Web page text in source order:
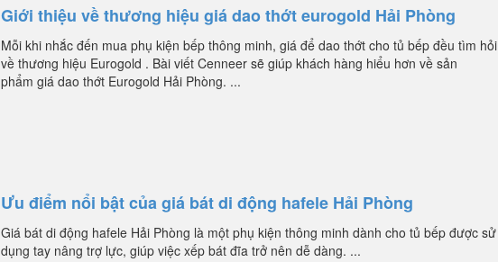
Giới thiệu về thương hiệu giá dao thớt eurogold Hải Phòng
Mỗi khi nhắc đến mua phụ kiện bếp thông minh, giá để dao thớt cho tủ bếp đều tìm hỏi
về thương hiệu Eurogold . Bài viết Cenneer sẽ giúp khách hàng hiểu hơn về sản
phẩm giá dao thớt Eurogold Hải Phòng. ...
Ưu điểm nổi bật của giá bát di động hafele Hải Phòng
Giá bát di động hafele Hải Phòng là một phụ kiện thông minh dành cho tủ bếp được sử
dụng tay nâng trợ lực, giúp việc xếp bát đĩa trở nên dễ dàng. ...